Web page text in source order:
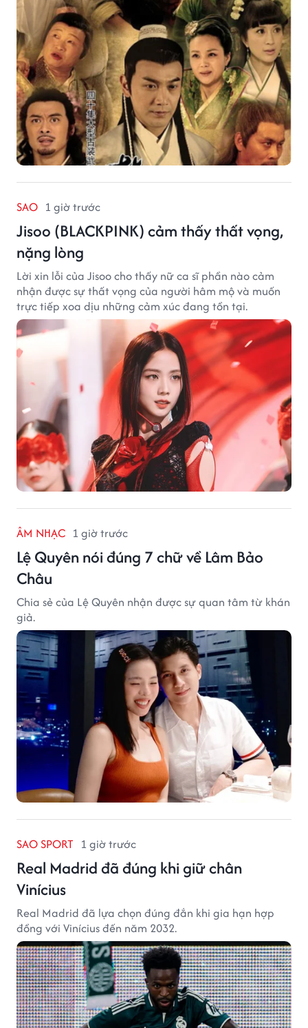
SAO 1 giờ trước
Jisoo (BLACKPINK) cảm thấy thất vọng,
nặng lòng
Lời xin lỗi của Jisoo cho thấy nữ ca sĩ phần nào cảm
nhận được sự thất vọng của người hâm mộ và muốn
trực tiếp xoa dịu những cảm xúc đang tồn tại.
ÂM NHẠC 1 giờ trước
Lệ Quyên nói đúng 7 chữ về Lâm Bảo
Châu
Chia sẻ của Lệ Quyên nhận được sự quan tâm từ khán
giả.
SAO SPORT 1 giờ trước
Real Madrid đã đúng khi giữ chân
Vinícius
Real Madrid đã lựa chọn đúng đắn khi gia hạn hợp
đồng với Vinícius đến năm 2032.